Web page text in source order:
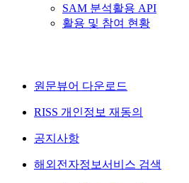
SAM 분석활용 API
활용 및 참여 현황
원문뷰어 다운로드
RISS 개인정보 재동의
공지사항
해외전자정보서비스 검색